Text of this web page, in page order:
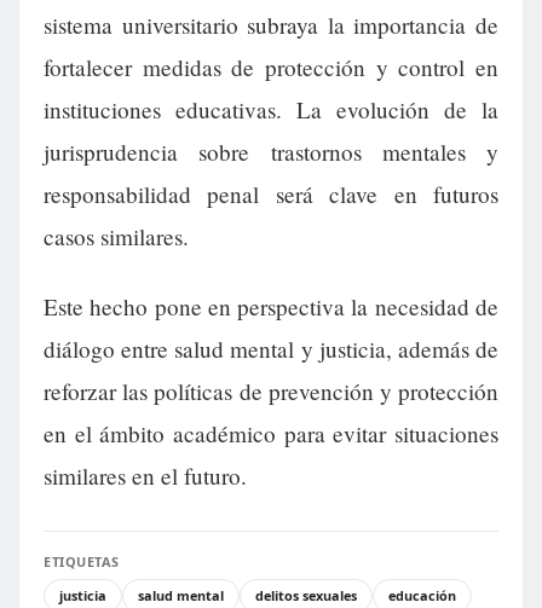
sistema universitario subraya la importancia de
fortalecer medidas de protección y control en
instituciones educativas. La evolución de la
jurisprudencia sobre trastornos mentales y
responsabilidad penal será clave en futuros
casos similares.
Este hecho pone en perspectiva la necesidad de
diálogo entre salud mental y justicia, además de
reforzar las políticas de prevención y protección
en el ámbito académico para evitar situaciones
similares en el futuro.
ETIQUETAS
justicia
salud mental delitos sexuales
educación